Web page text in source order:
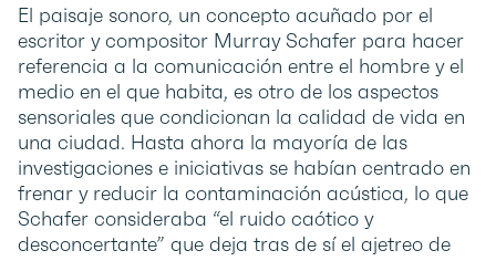
El paisaje sonoro, un concepto acuñado por el
escritor y compositor Murray Schafer para hacer
referencia a la comunicación entre el hombre y el
medio en el que habita, es otro de los aspectos
sensoriales que condicionan la calidad de vida en
una ciudad. Hasta ahora la mayoría de las
investigaciones e iniciativas se habían centrado en
frenar y reducir la contaminación acústica, lo que
Schafer consideraba “el ruido caótico y
desconcertante” que deja tras de sí el ajetreo de